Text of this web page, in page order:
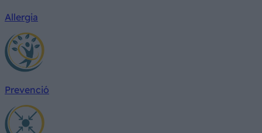
Allergia
Prevenció